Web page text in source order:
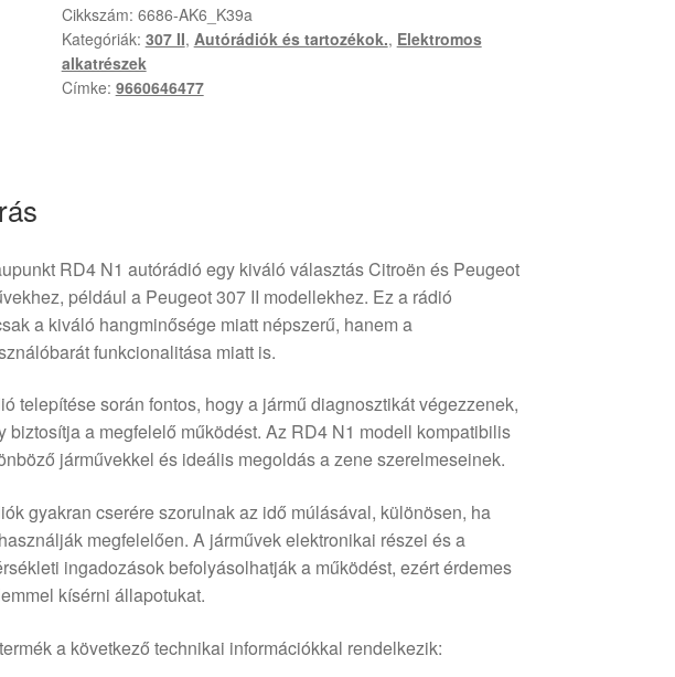
Cikkszám: 6686-AK6_K39a
Kategóriák: 307 II, Autórádiók és tartozékok., Elektromos
alkatrészek
Címke: 9660646477
RD4 N1 autórádió egy kiváló választás Citroën és Peugeot
például a Peugeot 307 II modellekhez. Ez a rádió
a kiváló hangminősége miatt népszerű, hanem a
funkcionalitása miatt is.
telepítése során fontos, hogy a jármű diagnosztikát végezzenek,
biztosítja a megfelelő működést. Az RD4 N1 modell kompatibilis
járművekkel és ideális megoldás a zene szerelmeseinek.
gyakran cserére szorulnak az idő múlásával, különösen, ha
megfelelően. A járművek elektronikai részei és a
ingadozások befolyásolhatják a működést, ezért érdemes
kísérni állapotukat.
a következő technikai információkkal rendelkezik: